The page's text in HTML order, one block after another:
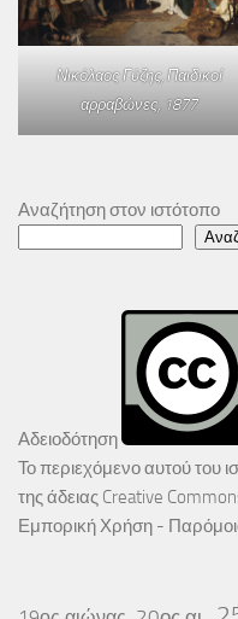
Νικόλαος Γύζης,Παιδικοί
αρραβώνες, 1877
Αναζήτηση στον ιστότοπο
Αδειοδότηση
Το περιεχόμενο αυτού του
της άδειας Creative
Εμπορική Χρήση -